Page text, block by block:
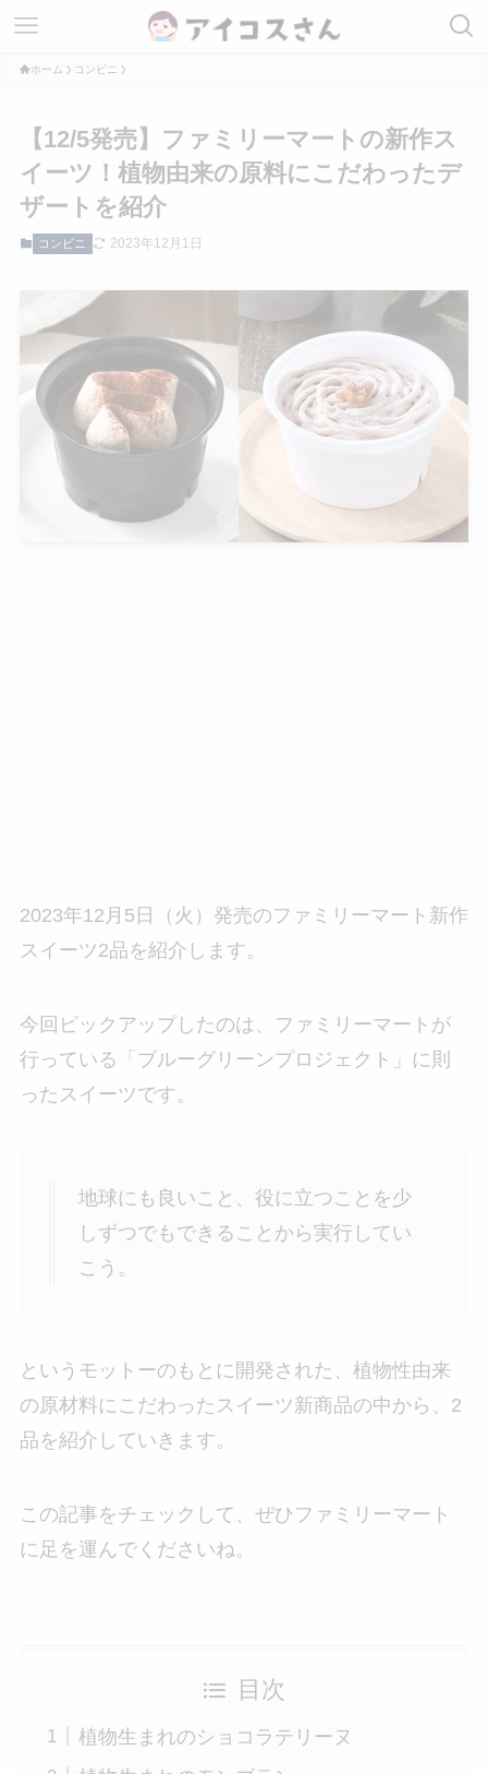
ホーム コンビニ
【12/5発売】ファミリーマートの新作ス
イーツ！植物由来の原料にこだわったデ
ザートを紹介
コンビニ 2023年12月1日
2023年12月5日（火）発売のファミリーマート新作
スイーツ2品を紹介します。
今回ピックアップしたのは、ファミリーマートが
行っている「ブルーグリーンプロジェクト」に則
ったスイーツです。
地球にも良いこと、役に立つことを少
しずつでもできることから実行してい
こう。
というモットーのもとに開発された、植物性由来
の原材料にこだわったスイーツ新商品の中から、2
品を紹介していきます。
この記事をチェックして、ぜひファミリーマート
に足を運んでくださいね。
目次
植物生まれのショコラテリーヌ